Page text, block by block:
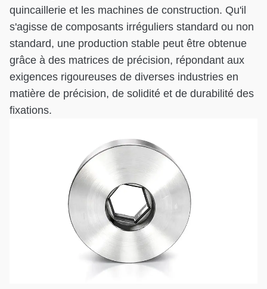
quincaillerie et les machines de construction. Qu'il
s'agisse de composants irréguliers standard ou non
standard, une production stable peut être obtenue
grâce à des matrices de précision, répondant aux
exigences rigoureuses de diverses industries en
matière de précision, de solidité et de durabilité des
fixations.